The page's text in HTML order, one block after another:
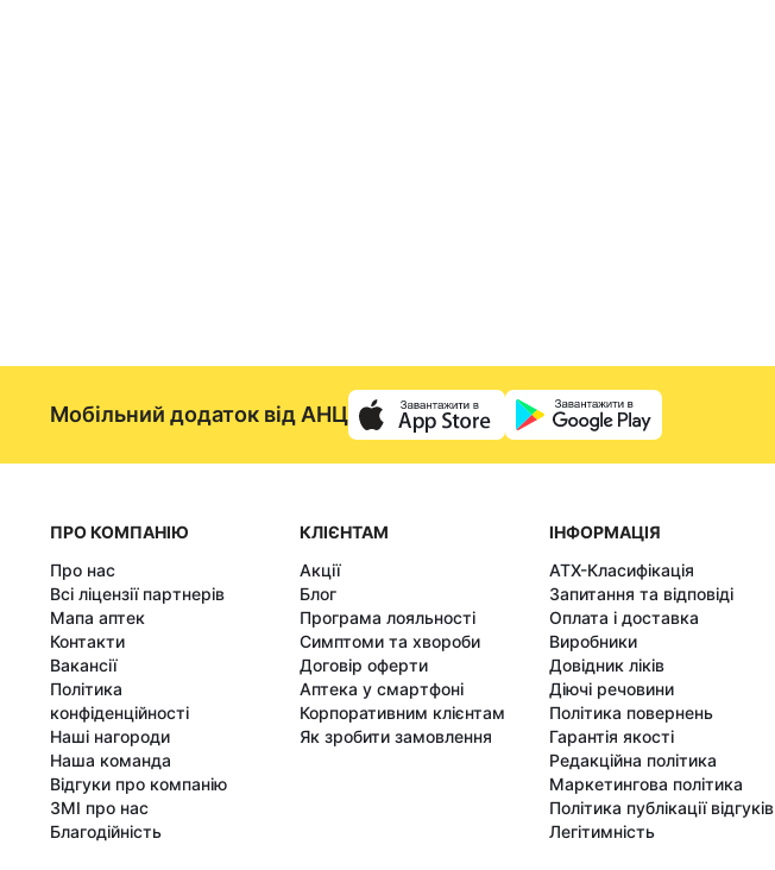
Мобільний додаток від АНЦ
ПРО КОМПАНІЮ
Про нас
Всі ліцензії партнерів
Мапа аптек
Контакти
Вакансії
Політика
конфіденційності
Наші нагороди
Наша команда
Відгуки про компанію
ЗМІ про нас
Благодійність
КЛІЄНТАМ
Акції
Блог
Програма лояльності
Симптоми та хвороби
Договір оферти
Аптека у смартфоні
Корпоративним клієнтам
Як зробити замовлення
ІНФОРМАЦІЯ
АТХ-Класифікація
Запитання та відповіді
Оплата і доставка
Виробники
Довідник ліків
Діючі речовини
Політика повернень
Гарантія якості
Редакційна політика
Маркетингова політика
Політика публікації відгуків
Легітимність